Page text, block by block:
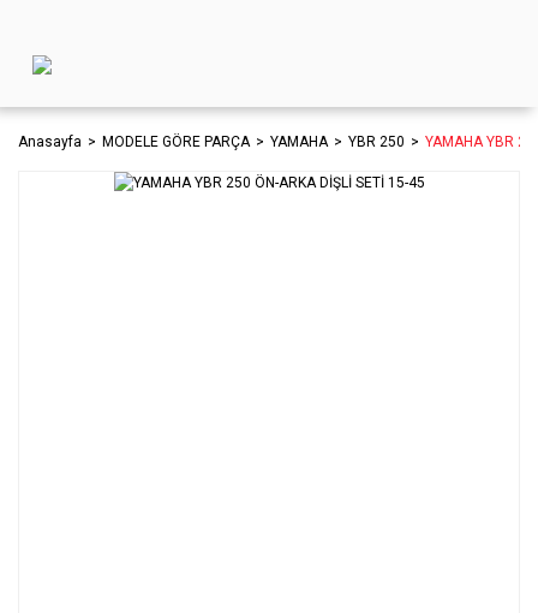
Anasayfa MODELE GÖRE PARÇA YAMAHA YBR 250 YAMAHA YBR